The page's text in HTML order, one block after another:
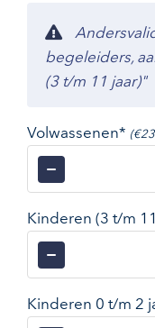
begeleiders,
(3 t/m 11 jaar)"
Volwassenen*
−
Kinderen (3 t/m
−
Kinderen 0 t/m 2